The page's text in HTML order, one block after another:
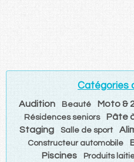
Catégories
Audition Beauté Moto &
Résidences seniors Pâte
Staging
Salle de sport
Constructeur automobile
Piscines Produits